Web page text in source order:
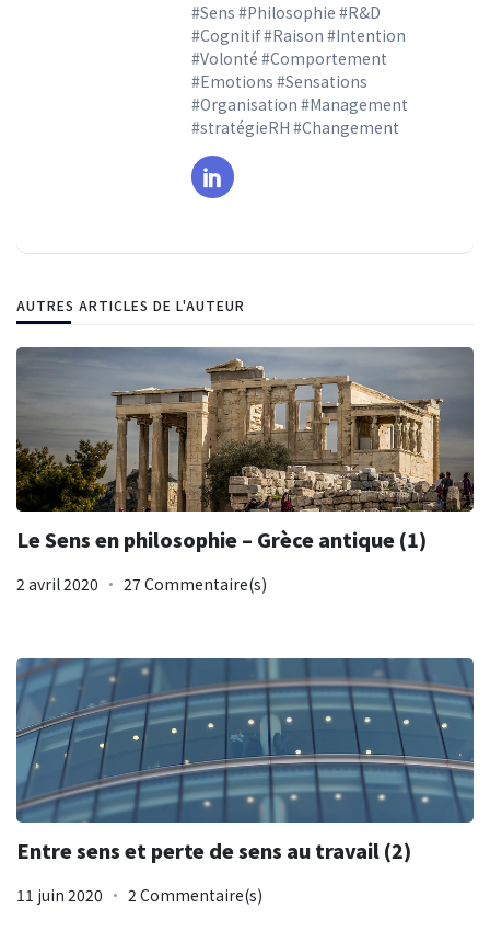
#Sens #Philosophie #R&D
#Cognitif #Raison #Intention
#Volonté #Comportement
#Emotions #Sensations
#Organisation #Management
#stratégieRH #Changement
AUTRES ARTICLES DE L'AUTEUR
Le Sens en philosophie – Grèce antique (1)
2 avril 2020 27 Commentaire(s)
Entre sens et perte de sens au travail (2)
11 juin 2020 2 Commentaire(s)